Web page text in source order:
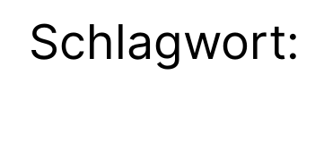
Schlagwort: